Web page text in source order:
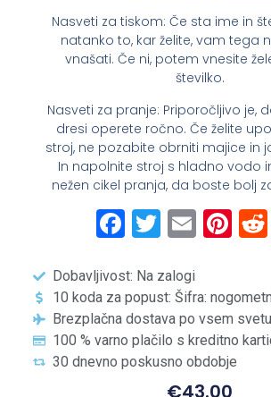
Nasveti za tiskom: Če sta ime in
natanko to, kar želite, vam tega
vnašati. Če ni, potem vnesite
številko.
Nasveti za pranje: Priporočljivo je,
dresi operete ročno. Če želite
stroj, ne pozabite obrniti majice in
In napolnite stroj s hladno vodo
nežen cikel pranja, da boste bolj
Facebook
Twitter
Email
Dobavljivost: Na zalogi
10 koda za popust: Šifra:
Brezplačna dostava po vsem svetu
100 % varno plačilo s kreditno
30 dnevno poskusno obdobje
€43.00